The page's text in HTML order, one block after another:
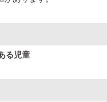
る児童